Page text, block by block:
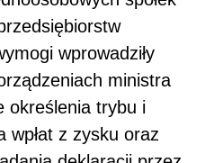
wprowadziły
ministra
określenia trybu i
wpłat z zysku oraz